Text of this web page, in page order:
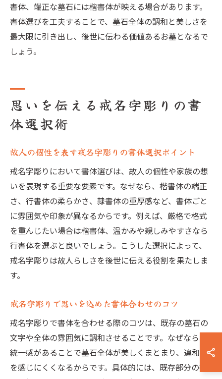
書体、端正な墓石には楷書体が映える場合があります。
書体選びを工夫することで、墓石全体の調和と美しさを
最大限に引き出し、後世に伝わる価値あるお墓となるで
しょう。
思いを伝える戒名字彫りの書
体選択術
故人の個性を表す戒名字彫りの書体選択ポイント
戒名字彫りにおいて書体選びは、故人の個性や家族の想
いを表現する重要な要素です。なぜなら、楷書体の端正
さ、行書体の柔らかさ、隷書体の重厚感など、書体ごと
に雰囲気や印象が異なるからです。例えば、厳格で格式
を重んじたい場合は楷書体、温かみや親しみやすさなら
行書体を選ぶと良いでしょう。こうした選択によって、
戒名字彫りは故人らしさを後世に伝える役割を果たしま
す。
戒名字彫りで思いを込めた書体合わせのコツ
戒名字彫りで書体を合わせる際のコツは、既存の墓石の
文字や全体の雰囲気に調和させることです。なぜなら、
統一感があることで墓石全体が美しくまとまり、違和感
を感じにくくなるからです。具体的には、既存部分の書